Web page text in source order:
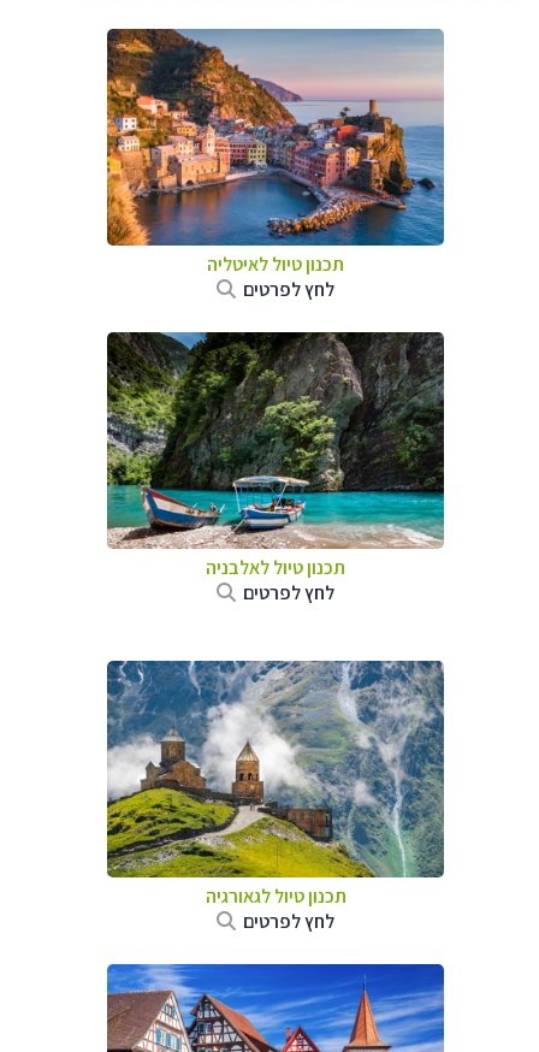
תכנון טיול לאיטליה
לחץ לפרטים
תכנון טיול לאלבניה
לחץ לפרטים
תכנון טיול לגאורגיה
לחץ לפרטים